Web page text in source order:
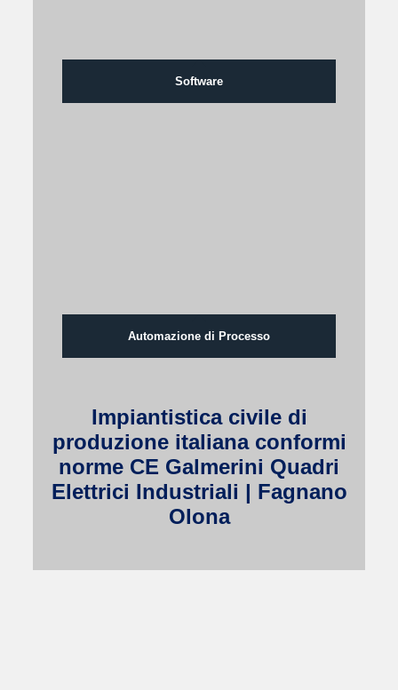
Software
Automazione di Processo
Impiantistica civile di
produzione italiana conformi
norme CE Galmerini Quadri
Elettrici Industriali | Fagnano
Olona